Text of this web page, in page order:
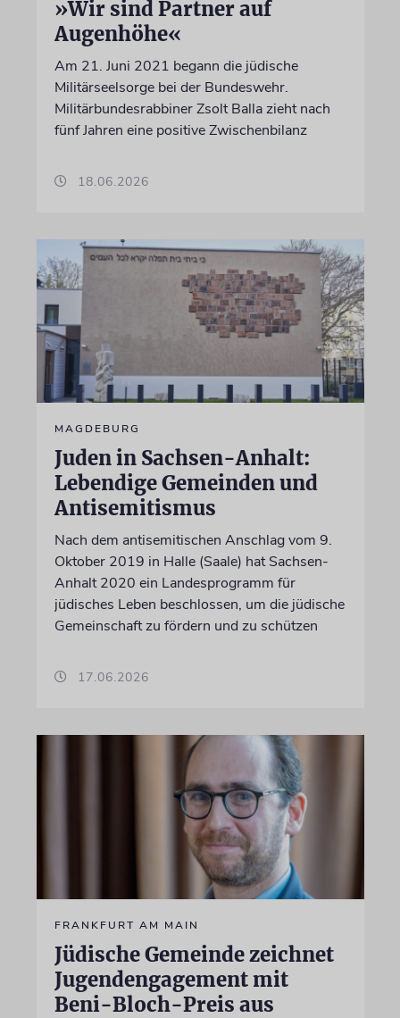
»Wir sind Partner auf
Augenhöhe«
Am 21. Juni 2021 begann die jüdische
Militärseelsorge bei der Bundeswehr.
Militärbundesrabbiner Zsolt Balla zieht nach
fünf Jahren eine positive Zwischenbilanz
18.06.2026
MAGDEBURG
Juden in Sachsen-Anhalt:
Lebendige Gemeinden und
Antisemitismus
Nach dem antisemitischen Anschlag vom 9.
Oktober 2019 in Halle (Saale) hat Sachsen-
Anhalt 2020 ein Landesprogramm für
jüdisches Leben beschlossen, um die jüdische
Gemeinschaft zu fördern und zu schützen
17.06.2026
FRANKFURT AM MAIN
Jüdische Gemeinde zeichnet
Jugendengagement mit
Beni-Bloch-Preis aus